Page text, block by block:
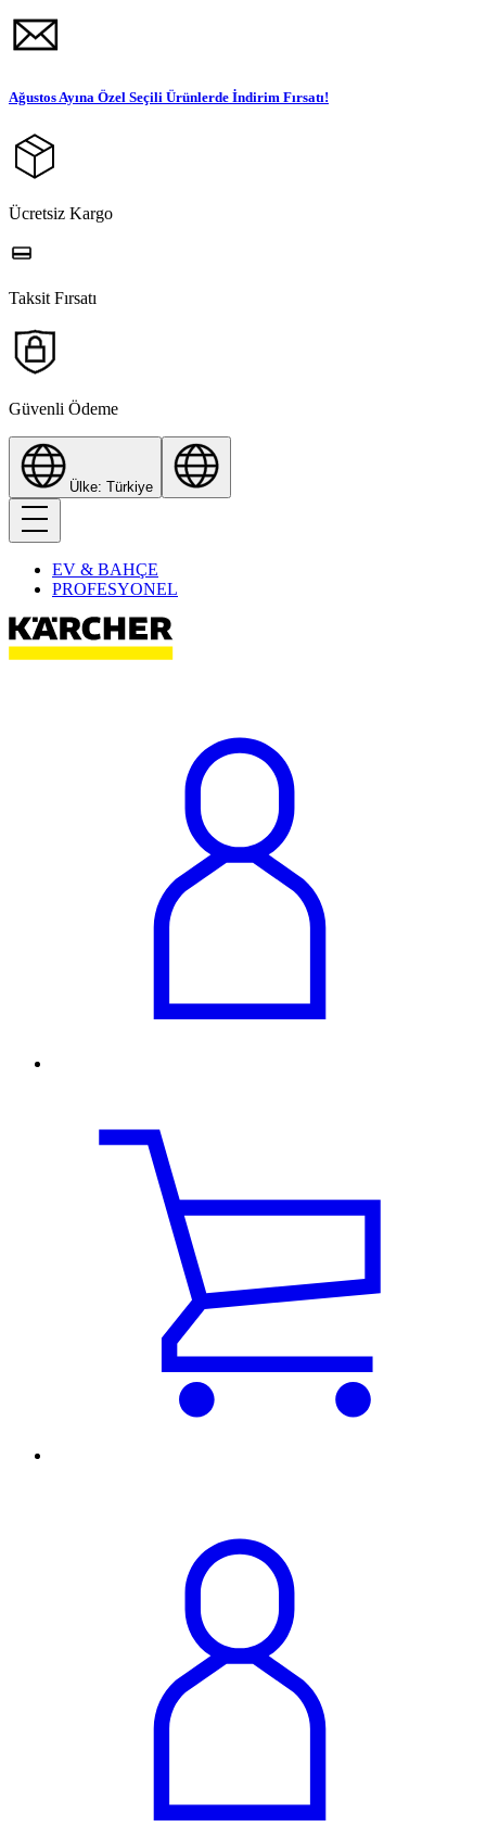
Ağustos Ayına Özel Seçili Ürünlerde İndirim Fırsatı!
Ücretsiz Kargo
Taksit Fırsatı
Güvenli Ödeme
Ülke: Türkiye
EV & BAHÇE
PROFESYONEL